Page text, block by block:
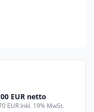
EUR netto
EUR Inkl. 19% MwSt.